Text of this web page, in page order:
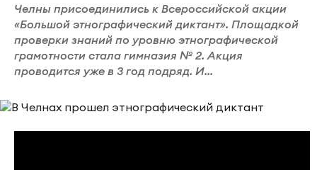
Челны присоединились к Всероссийской акции
«Большой этнографический диктант». Площадкой
проверки знаний по уровню этнографической
грамотности стала гимназия № 2. Акция
проводится уже в 3 год подряд. И...